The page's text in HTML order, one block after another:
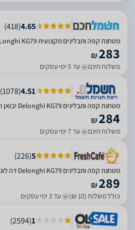
4.65
(
418
)
מטחנת קפה ותבלינים מקצועית DeLonghi KG79 דלונגי
₪283
משלוח חינם עד 5 ימי עסקים
4.51
(
1078
)
מטחנת ‏קפה ותבלינים Delonghi KG79 יבואן רשמי
₪284
משלוח חינם עד 7 ימי עסקים
5
(
226
)
מטחנת ‏קפה ותבלינים Delonghi KG79 דה לונגי
₪289
כולל משלוח (10 ₪) עד 3 ימי עסקים
1
(
2594
)